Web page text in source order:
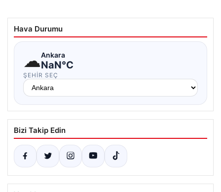
Hava Durumu
☁Ankara
NaN°C
ŞEHIR SEÇ
Bizi Takip Edin